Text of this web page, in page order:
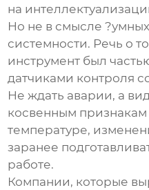
на
Но не в смысле
системности. Речь о
инструмент был
датчиками контроля
Не ждать аварии, а
косвенным
температуре,
заранее
работе.
Компании, которые